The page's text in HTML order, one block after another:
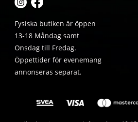
Fysiska butiken är öppen
13-18 Måndag samt
Onsdag till Fredag.
Öppettider för evenemang
annonseras separat.